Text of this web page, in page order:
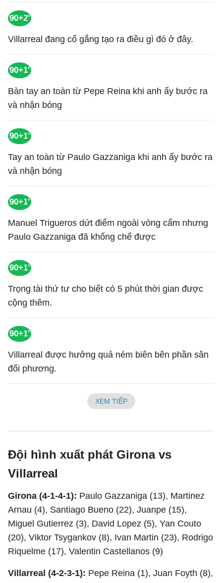
90+2'
Villarreal đang cố gắng tạo ra điều gì đó ở đây.
90+1'
Bàn tay an toàn từ Pepe Reina khi anh ấy bước ra
và nhận bóng
90+1'
Tay an toàn từ Paulo Gazzaniga khi anh ấy bước ra
và nhận bóng
90+1'
Manuel Trigueros dứt điểm ngoài vòng cấm nhưng
Paulo Gazzaniga đã khống chế được
90+1'
Trọng tài thứ tư cho biết có 5 phút thời gian được
cộng thêm.
90+1'
Villarreal được hưởng quả ném biên bên phần sân
đối phương.
XEM TIẾP
Đội hình xuất phát Girona vs
Villarreal
Girona (4-1-4-1): Paulo Gazzaniga (13), Martinez
Arnau (4), Santiago Bueno (22), Juanpe (15),
Miguel Gutierrez (3), David Lopez (5), Yan Couto
(20), Viktor Tsygankov (8), Ivan Martin (23), Rodrigo
Riquelme (17), Valentin Castellanos (9)
Villarreal (4-2-3-1): Pepe Reina (1), Juan Foyth (8),